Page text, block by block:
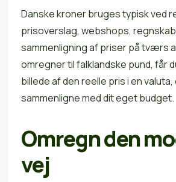
Danske kroner bruges typisk ved
prisoverslag, webshops,
sammenligning af priser på tværs
omregner til falklandske pund, får
billede af den reelle pris i en
sammenligne med dit eget budget.
Omregn den
vej